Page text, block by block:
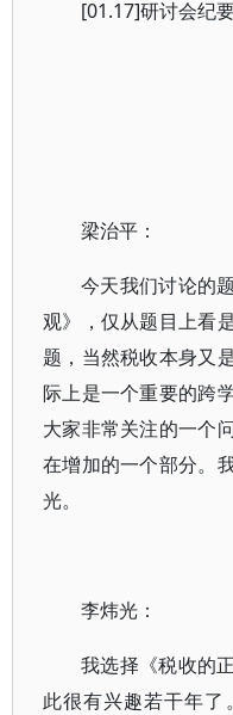
[01.17]研讨会纪
梁治平：
今天我们讨论的
观》，仅从题目上看
题，当然税收本身又
际上是一个重要的跨
大家非常关注的一个
在增加的一个部分。
光。
李炜光：
我选择《税收的
此很有兴趣若干年